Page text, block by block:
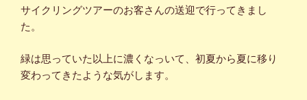
サイクリングツアーのお客さんの送迎で行ってきまし
た。
緑は思っていた以上に濃くなっいて、初夏から夏に移り
変わってきたような気がします。